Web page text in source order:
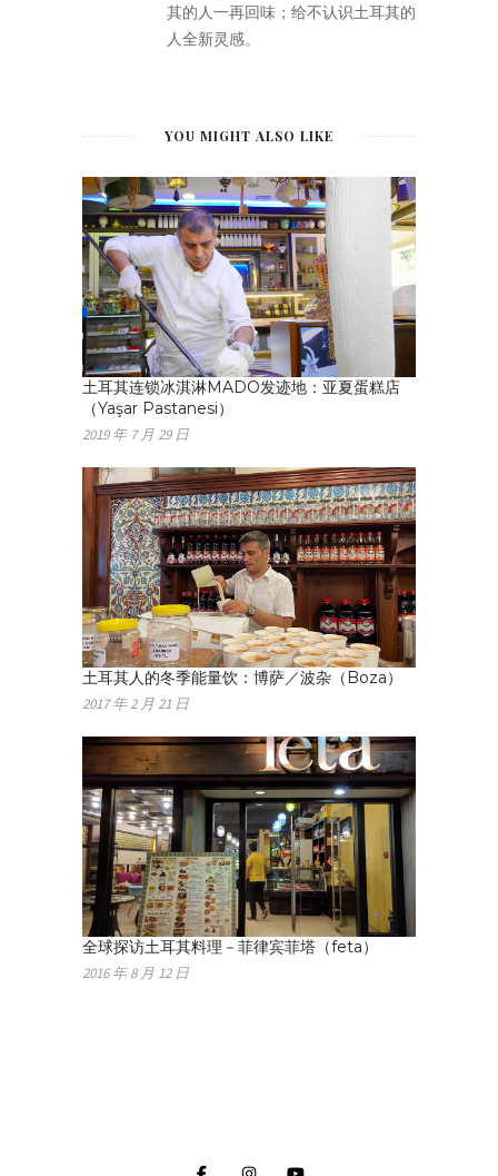
其的人一再回味；给不认识土耳其的
人全新灵感。
YOU MIGHT ALSO LIKE
土耳其连锁冰淇淋MADO发迹地：亚夏蛋糕店
（Yaşar Pastanesi）
2019 年 7 月 29 日
土耳其人的冬季能量饮：博萨／波杂（Boza）
2017 年 2 月 21 日
全球探访土耳其料理－菲律宾菲塔（feta）
2016 年 8 月 12 日